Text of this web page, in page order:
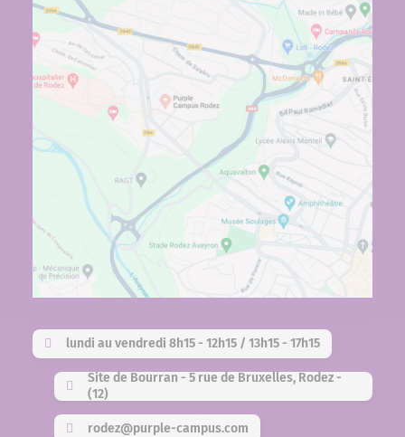
lundi au vendredi 8h15 - 12h15 / 13h15 - 17h15
Site de Bourran - 5 rue de Bruxelles, Rodez -
(12)
rodez@purple-campus.com